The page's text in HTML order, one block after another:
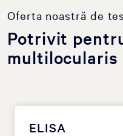
Oferta noastră de
Potrivit
multilocularis
ELISA